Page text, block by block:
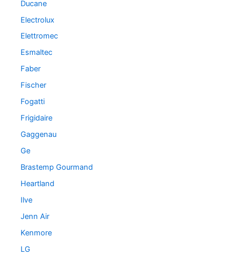
Ducane
Electrolux
Elettromec
Esmaltec
Faber
Fischer
Fogatti
Frigidaire
Gaggenau
Ge
Brastemp Gourmand
Heartland
Ilve
Jenn Air
Kenmore
LG